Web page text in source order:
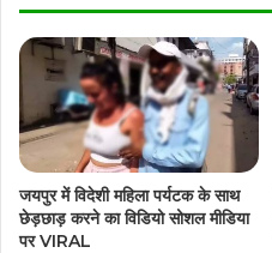
जयपुर में विदेशी महिला पर्यटक के साथ
छेड़छाड़ करने का विडियो सोशल मीडिया
पर VIRAL